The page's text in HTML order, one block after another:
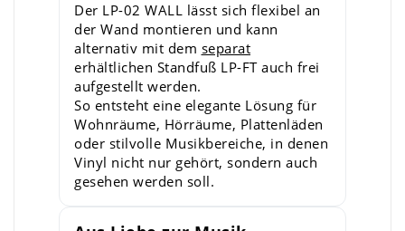
Der LP-02 WALL lässt sich flexibel an
der Wand montieren und kann
alternativ mit dem separat
erhältlichen Standfuß LP-FT auch frei
aufgestellt werden.
So entsteht eine elegante Lösung für
Wohnräume, Hörräume, Plattenläden
oder stilvolle Musikbereiche, in denen
Vinyl nicht nur gehört, sondern auch
gesehen werden soll.